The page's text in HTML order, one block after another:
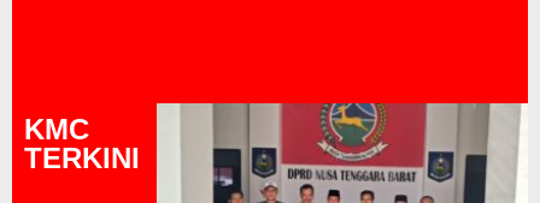
KMC
TERKINI